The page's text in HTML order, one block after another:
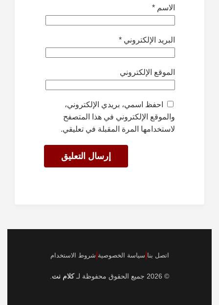
الاسم *
البريد الإلكتروني *
الموقع الإلكتروني
احفظ اسمي، بريدي الإلكتروني،
والموقع الإلكتروني في هذا المتصفح
لاستخدامها المرة المقبلة في تعليقي.
اتصل بنا سياسة الخصوصية شروط الاستخدام
© 2026 جميع الحقوق محفوظة لـ كلام نت